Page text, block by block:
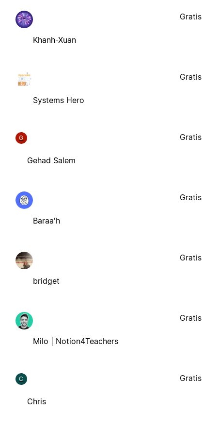
Khanh-Xuan
Gratis
Systems Hero
Gratis
G
Gehad Salem
Gratis
Baraa'h
Gratis
bridget
Gratis
Milo | Notion4Teachers
Gratis
C
Chris
Gratis